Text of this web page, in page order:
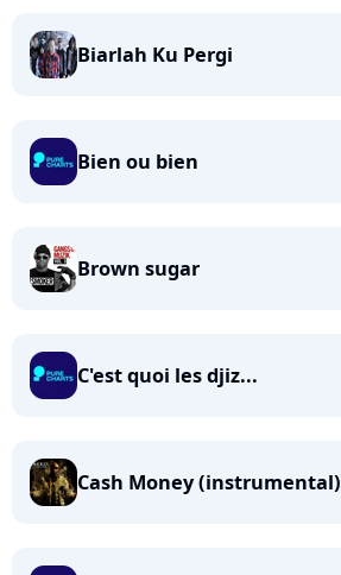
Biarlah Ku Pergi
Bien ou bien
Brown sugar
C'est quoi les djiz...
Cash Money (instrumental)